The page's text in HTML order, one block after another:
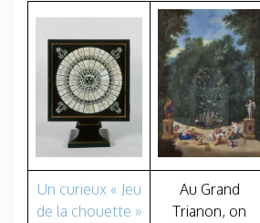
Un curieux « Jeu
de la chouette »
Au Grand
Trianon, on